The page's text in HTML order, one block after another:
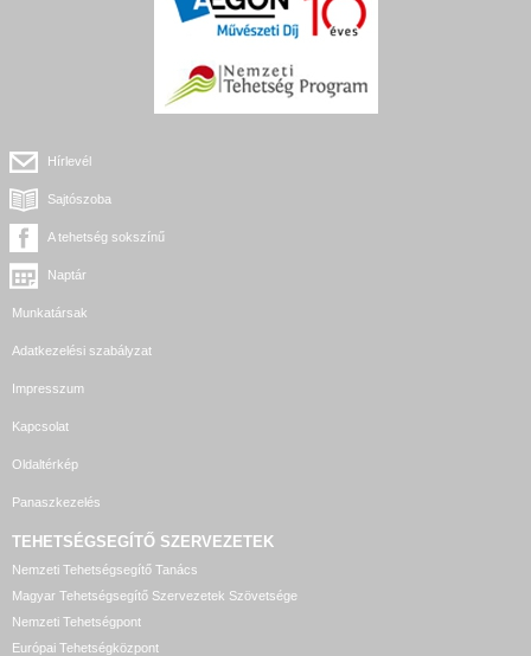
Hírlevél
Sajtószoba
A tehetség sokszínű
Naptár
Munkatársak
Adatkezelési szabályzat
Impresszum
Kapcsolat
Oldaltérkép
Panaszkezelés
TEHETSÉGSEGÍTŐ SZERVEZETEK
Nemzeti Tehetségsegítő Tanács
Magyar Tehetségsegítő Szervezetek Szövetsége
Nemzeti Tehetségpont
Európai Tehetségközpont